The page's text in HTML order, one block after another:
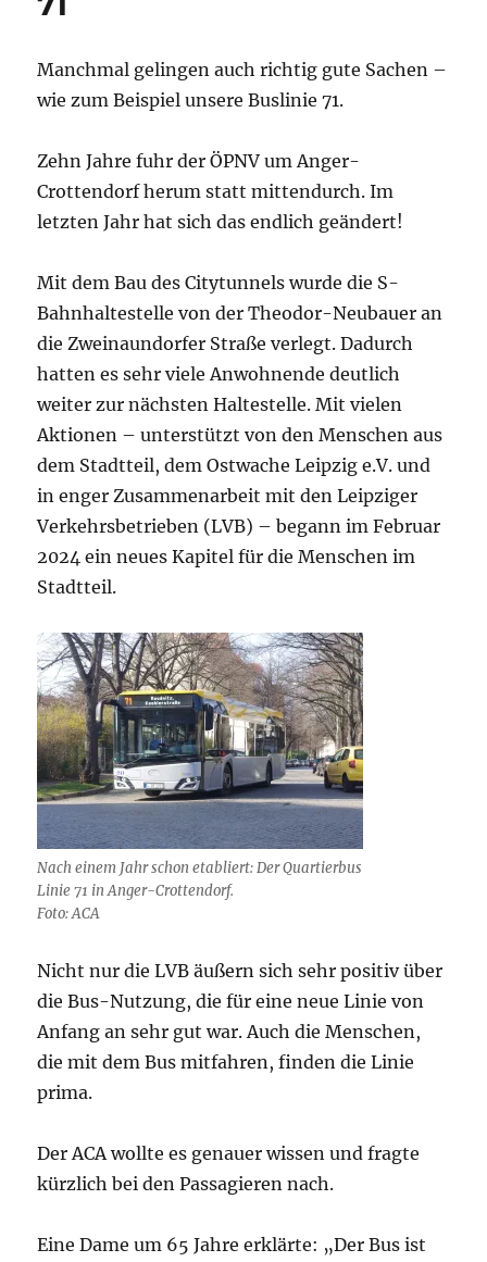
Manchmal gelingen auch richtig gute Sachen –
wie zum Beispiel unsere Buslinie 71.
Zehn Jahre fuhr der ÖPNV um Anger-
Crottendorf herum statt mittendurch. Im
letzten Jahr hat sich das endlich geändert!
Mit dem Bau des Citytunnels wurde die S-
Bahnhaltestelle von der Theodor-Neubauer an
die Zweinaundorfer Straße verlegt. Dadurch
hatten es sehr viele Anwohnende deutlich
weiter zur nächsten Haltestelle. Mit vielen
Aktionen – unterstützt von den Menschen aus
dem Stadtteil, dem Ostwache Leipzig e.V. und
in enger Zusammenarbeit mit den Leipziger
Verkehrsbetrieben (LVB) – begann im Februar
2024 ein neues Kapitel für die Menschen im
Stadtteil.
Nach einem Jahr schon etabliert: Der Quartierbus
Linie 71 in Anger-Crottendorf.
Foto: ACA
Nicht nur die LVB äußern sich sehr positiv über
die Bus-Nutzung, die für eine neue Linie von
Anfang an sehr gut war. Auch die Menschen,
die mit dem Bus mitfahren, finden die Linie
prima.
Der ACA wollte es genauer wissen und fragte
kürzlich bei den Passagieren nach.
Eine Dame um 65 Jahre erklärte: „Der Bus ist